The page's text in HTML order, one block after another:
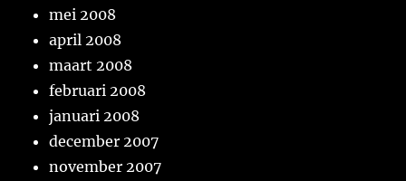
mei 2008
april 2008
maart 2008
februari 2008
januari 2008
december 2007
november 2007